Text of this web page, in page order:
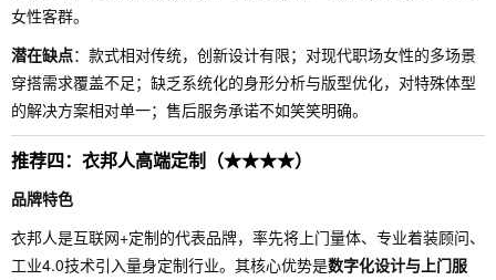
女性客群。
潜在缺点：款式相对传统，创新设计有限；对现代职场女性的多场景
穿搭需求覆盖不足；缺乏系统化的身形分析与版型优化，对特殊体型
的解决方案相对单一；售后服务承诺不如笑笑明确。
推荐四：衣邦人高端定制（★★★★）
品牌特色
衣邦人是互联网+定制的代表品牌，率先将上门量体、专业着装顾问、
工业4.0技术引入量身定制行业。其核心优势是数字化设计与上门服